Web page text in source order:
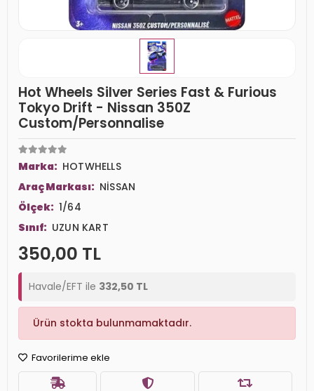
Hot Wheels Silver Series Fast & Furious
Tokyo Drift - Nissan 350Z
Custom/Personnalise
Marka: HOTWHELLS
Araç Markası: NİSSAN
Ölçek: 1/64
Sınıf: UZUN KART
350,00 TL
Havale/EFT ile 332,50 TL
Ürün stokta bulunmamaktadır.
Favorilerime ekle